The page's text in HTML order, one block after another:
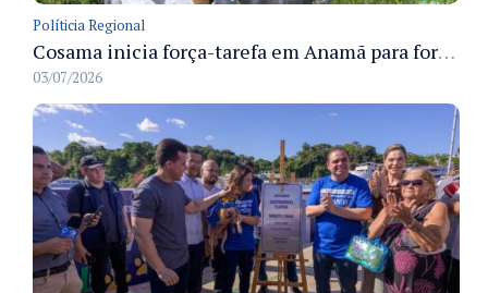
Políticia Regional
Cosama inicia força-tarefa em Anamã para fortalecer abastecimento de água e segurança hídrica da população
03/07/2026